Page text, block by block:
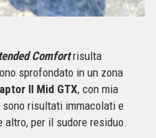
Comfortrisulta
sprofondato in un zona
II Mid GTX, con mia
risultati immacolati e
altro, per il sudore residuo.